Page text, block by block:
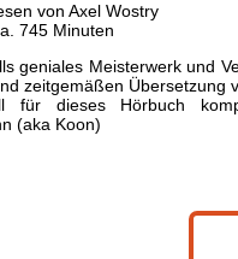
von Axel Wostry
745 Minuten
geniales Meisterwerk und
zeitgemäßen Übersetzung
für dieses Hörbuch
(aka Koon)